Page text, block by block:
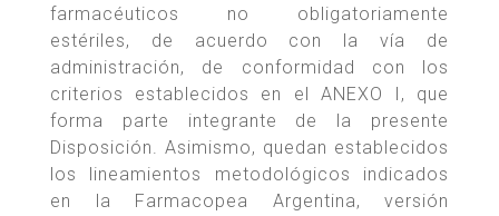
farmacéuticos no obligatoriamente
estériles, de acuerdo con la vía de
administración, de conformidad con los
criterios establecidos en el ANEXO I, que
forma parte integrante de la presente
Disposición. Asimismo, quedan establecidos
los lineamientos metodológicos indicados
en la Farmacopea Argentina, versión